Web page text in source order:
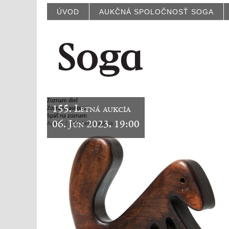
ÚVOD AUKČNÁ SPOLOČNOSŤ SOGA
155. Letná aukcia
06. Jún 2023, 19:00
Zoznam diel
Zoznam autorov
Späť na zoznam
Aukcie | 155. Letná aukcia